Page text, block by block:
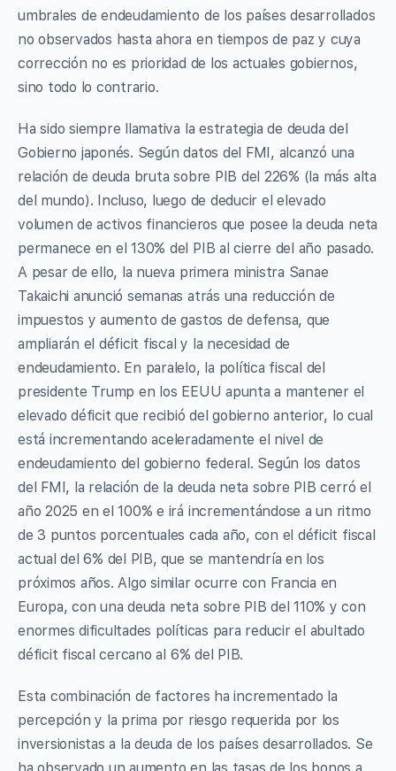
umbrales de endeudamiento de los países desarrollados
no observados hasta ahora en tiempos de paz y cuya
corrección no es prioridad de los actuales gobiernos,
sino todo lo contrario.
Ha sido siempre llamativa la estrategia de deuda del
Gobierno japonés. Según datos del FMI, alcanzó una
relación de deuda bruta sobre PIB del 226% (la más alta
del mundo). Incluso, luego de deducir el elevado
volumen de activos financieros que posee la deuda neta
permanece en el 130% del PIB al cierre del año pasado.
A pesar de ello, la nueva primera ministra Sanae
Takaichi anunció semanas atrás una reducción de
impuestos y aumento de gastos de defensa, que
ampliarán el déficit fiscal y la necesidad de
endeudamiento. En paralelo, la política fiscal del
presidente Trump en los EEUU apunta a mantener el
elevado déficit que recibió del gobierno anterior, lo cual
está incrementando aceleradamente el nivel de
endeudamiento del gobierno federal. Según los datos
del FMI, la relación de la deuda neta sobre PIB cerró el
año 2025 en el 100% e irá incrementándose a un ritmo
de 3 puntos porcentuales cada año, con el déficit fiscal
actual del 6% del PIB, que se mantendría en los
próximos años. Algo similar ocurre con Francia en
Europa, con una deuda neta sobre PIB del 110% y con
enormes dificultades políticas para reducir el abultado
déficit fiscal cercano al 6% del PIB.
Esta combinación de factores ha incrementado la
percepción y la prima por riesgo requerida por los
inversionistas a la deuda de los países desarrollados. Se